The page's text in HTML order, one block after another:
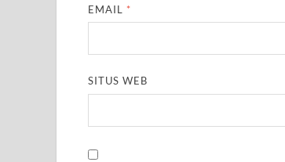
EMAIL *
SITUS WEB